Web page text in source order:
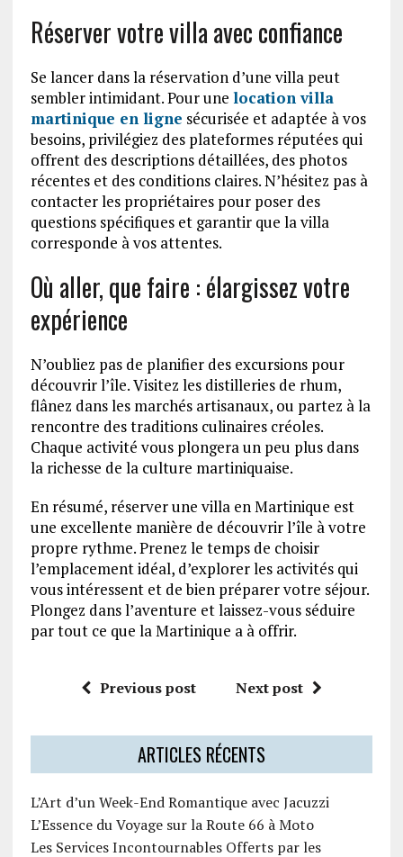
Réserver votre villa avec confiance
Se lancer dans la réservation d’une villa peut
sembler intimidant. Pour une location villa
martinique en ligne sécurisée et adaptée à vos
besoins, privilégiez des plateformes réputées qui
offrent des descriptions détaillées, des photos
récentes et des conditions claires. N’hésitez pas à
contacter les propriétaires pour poser des
questions spécifiques et garantir que la villa
corresponde à vos attentes.
Où aller, que faire : élargissez votre
expérience
N’oubliez pas de planifier des excursions pour
découvrir l’île. Visitez les distilleries de rhum,
flânez dans les marchés artisanaux, ou partez à la
rencontre des traditions culinaires créoles.
Chaque activité vous plongera un peu plus dans
la richesse de la culture martiniquaise.
En résumé, réserver une villa en Martinique est
une excellente manière de découvrir l’île à votre
propre rythme. Prenez le temps de choisir
l’emplacement idéal, d’explorer les activités qui
vous intéressent et de bien préparer votre séjour.
Plongez dans l’aventure et laissez-vous séduire
par tout ce que la Martinique a à offrir.
Previous post Next post
ARTICLES RÉCENTS
L’Art d’un Week-End Romantique avec Jacuzzi
L’Essence du Voyage sur la Route 66 à Moto
Les Services Incontournables Offerts par les